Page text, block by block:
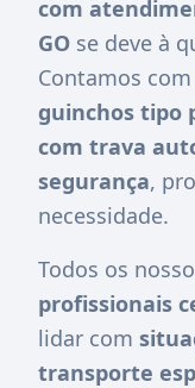
com
GO se deve à
Contamos com
guinchos tipo
com trava
segurança,
necessidade.
Todos os
profissionais
lidar com
transporte